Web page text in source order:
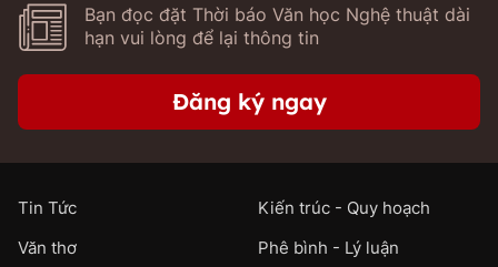
Bạn đọc đặt Thời báo Văn học Nghệ thuật dài
hạn vui lòng để lại thông tin
Đăng ký ngay
Tin Tức
Kiến trúc - Quy hoạch
Văn thơ
Phê bình - Lý luận